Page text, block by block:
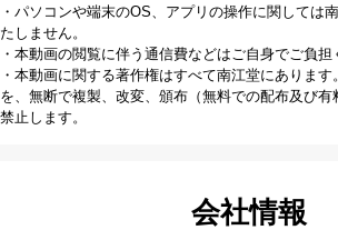
・パソコンや端末のOS、アプリの操作に関しては
たしません。
・本動画の閲覧に伴う通信費などはご自身でご負担
・本動画に関する著作権はすべて南江堂にありま
を、無断で複製、改変、頒布（無料での配布及び
禁止します。
会社情報